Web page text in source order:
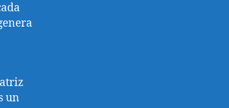
un